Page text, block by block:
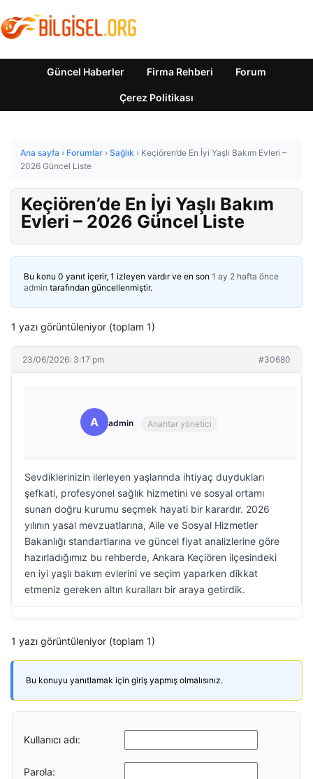
Güncel Haberler Firma Rehberi Forum
Çerez Politikası
Ana sayfa › Forumlar › Sağlık › Keçiören’de En İyi Yaşlı Bakım Evleri –
2026 Güncel Liste
Keçiören’de En İyi Yaşlı Bakım
Evleri – 2026 Güncel Liste
Bu konu 0 yanıt içerir, 1 izleyen vardır ve en son 1 ay 2 hafta önce
admin tarafından güncellenmiştir.
1 yazı görüntüleniyor (toplam 1)
23/06/2026: 3:17 pm #30680
A admin Anahtar yönetici
Sevdiklerinizin ilerleyen yaşlarında ihtiyaç duydukları
şefkati, profesyonel sağlık hizmetini ve sosyal ortamı
sunan doğru kurumu seçmek hayati bir karardır. 2026
yılının yasal mevzuatlarına, Aile ve Sosyal Hizmetler
Bakanlığı standartlarına ve güncel fiyat analizlerine göre
hazırladığımız bu rehberde, Ankara Keçiören ilçesindeki
en iyi yaşlı bakım evlerini ve seçim yaparken dikkat
etmeniz gereken altın kuralları bir araya getirdik.
1 yazı görüntüleniyor (toplam 1)
Bu konuyu yanıtlamak için giriş yapmış olmalısınız.
Kullanıcı adı:
Parola: